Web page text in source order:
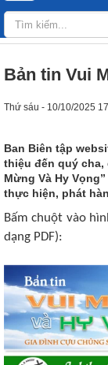
Bản tin Vui
Thứ sáu - 10/10/2025
Ban Biên tập
thiệu đến quý cha,
Mừng Và Hy
thực hiện, phát
Bấm chuột vào
dạng PDF):